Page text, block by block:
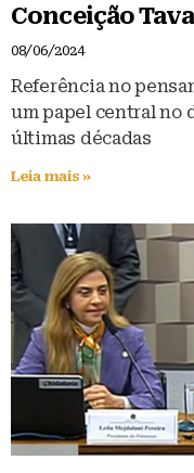
Conceição
08/06/2024
Referência no
um papel central no
últimas décadas
Leia mais »